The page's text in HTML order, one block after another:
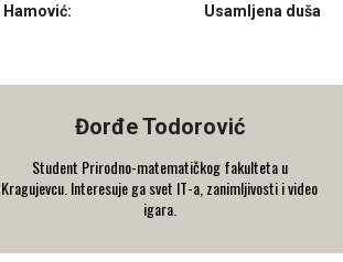
Usamljena duša
Đorđe Todorović
Student Prirodno-matematičkog fakulteta u
Kragujevcu. Interesuje ga svet IT-a, zanimljivosti i video
igara.